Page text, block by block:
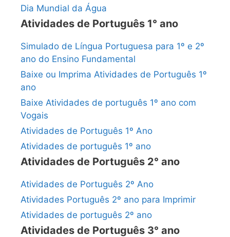
Dia Mundial da Água
Atividades de Português 1° ano
Simulado de Língua Portuguesa para 1º e 2º
ano do Ensino Fundamental
Baixe ou Imprima Atividades de Português 1º
ano
Baixe Atividades de português 1º ano com
Vogais
Atividades de Português 1º Ano
Atividades de português 1º ano
Atividades de Português 2° ano
Atividades de Português 2º Ano
Atividades Português 2º ano para Imprimir
Atividades de português 2º ano
Atividades de Português 3° ano